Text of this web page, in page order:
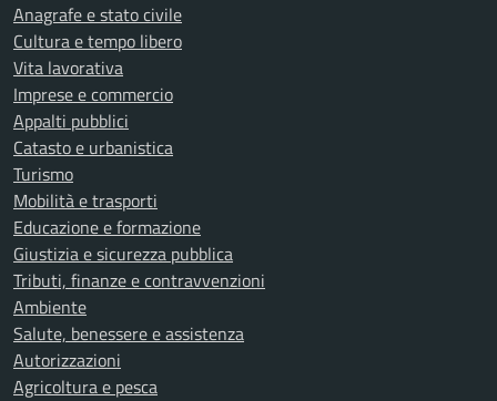
Anagrafe e stato civile
Cultura e tempo libero
Vita lavorativa
Imprese e commercio
Appalti pubblici
Catasto e urbanistica
Turismo
Mobilità e trasporti
Educazione e formazione
Giustizia e sicurezza pubblica
Tributi, finanze e contravvenzioni
Ambiente
Salute, benessere e assistenza
Autorizzazioni
Agricoltura e pesca